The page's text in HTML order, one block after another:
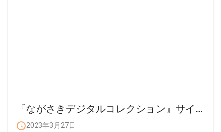
『ながさきデジタルコレクション』サイト公開
2023年3月27日